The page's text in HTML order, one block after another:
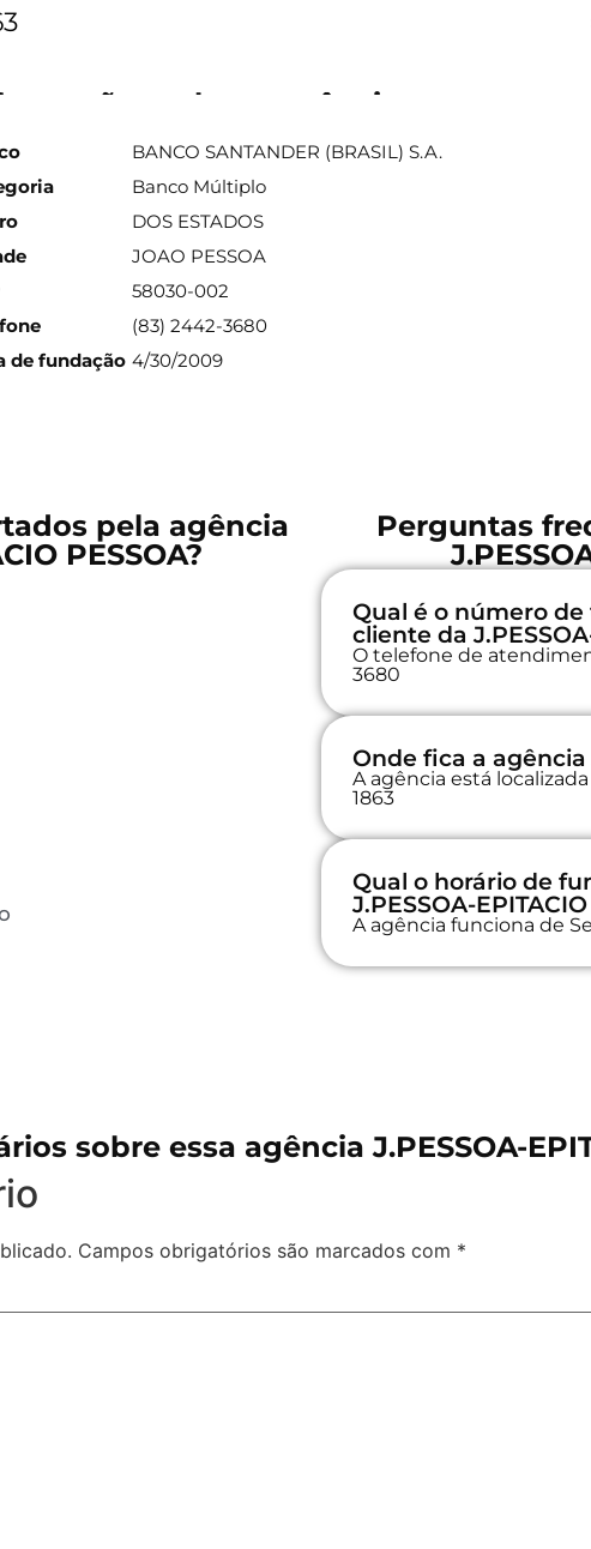
sobre a agência
BANCO SANTANDER (BRASIL) S.A.
Banco Múltiplo
DOS ESTADOS
JOAO PESSOA
58030-002
(83) 2442-3680
de fundação 4/30/2009
pela agência
PESSOA?
Perguntas
Qual é o número
cliente da
O telefone de
3680
Onde fica a agência
A agência está localizada
1863
Qual o horário de
J.PESSOA-
A agência funciona de
sobre essa agência J.PESSOA-
Campos obrigatórios são marcados com *